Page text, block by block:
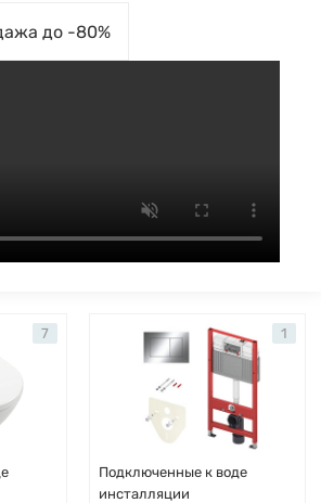
до -80%
7
Подключенные к воде
инсталляции
1